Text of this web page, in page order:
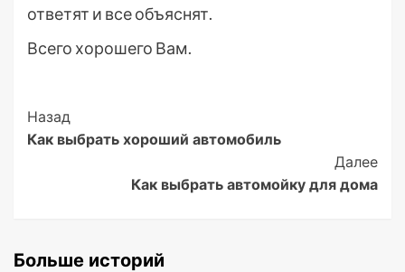
ответят и все объяснят.
Всего хорошего Вам.
Post
Navigation
Назад
Как выбрать хороший автомобиль
Далее
Как выбрать автомойку для дома
Больше историй